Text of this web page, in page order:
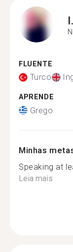
I.
FLUENTE
Turco
APRENDE
Grego
Minhas
Speaking at
Leia mais